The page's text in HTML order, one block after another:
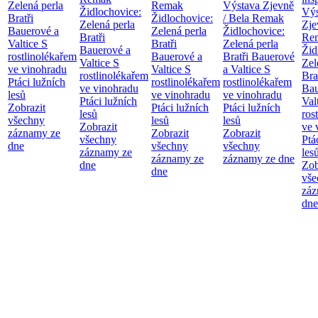
Zelená perla
Bratři
Bauerové a
Valtice S
rostlinolékařem
ve vinohradu
Ptáci lužních
lesů
Zobrazit
všechny
záznamy ze
dne
Židlochovice:
Zelená perla
Bratři
Bauerové a
Valtice S
rostlinolékařem
ve vinohradu
Ptáci lužních
lesů
Zobrazit
všechny
záznamy ze
dne
Remak
Židlochovice:
Zelená perla
Bratři
Bauerové a
Valtice S
rostlinolékařem
ve vinohradu
Ptáci lužních
lesů
Zobrazit
všechny
záznamy ze
dne
Výstava Zjevně
/ Bela Remak
Židlochovice:
Zelená perla
Bratři Bauerové
a Valtice S
rostlinolékařem
ve vinohradu
Ptáci lužních
lesů
Zobrazit
všechny
záznamy ze dne
ve
dne